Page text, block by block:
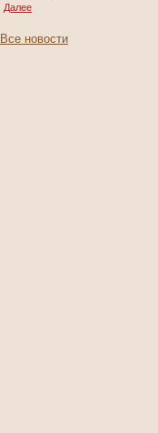
Далее
Все новости